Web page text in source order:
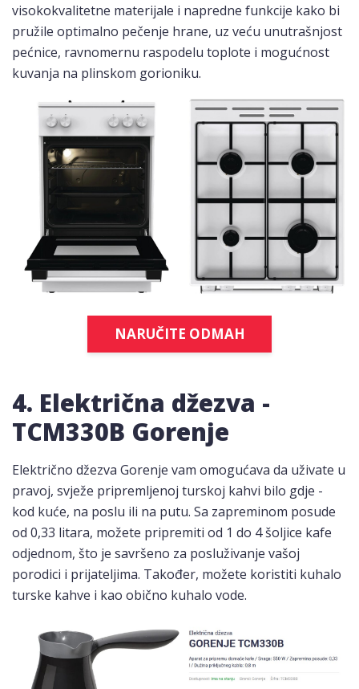
visokokvalitetne materijale i napredne funkcije kako bi
pružile optimalno pečenje hrane, uz veću unutrašnjost
pećnice, ravnomernu raspodelu toplote i mogućnost
kuvanja na plinskom gorioniku.
NARUČITE ODMAH
4. Električna džezva -
TCM330B Gorenje
Električno džezva Gorenje vam omogućava da uživate u
pravoj, svježe pripremljenoj turskoj kahvi bilo gdje -
kod kuće, na poslu ili na putu. Sa zapreminom posude
od 0,33 litara, možete pripremiti od 1 do 4 šoljice kafe
odjednom, što je savršeno za posluživanje vašoj
porodici i prijateljima. Također, možete koristiti kuhalo
turske kahve i kao obično kuhalo vode.